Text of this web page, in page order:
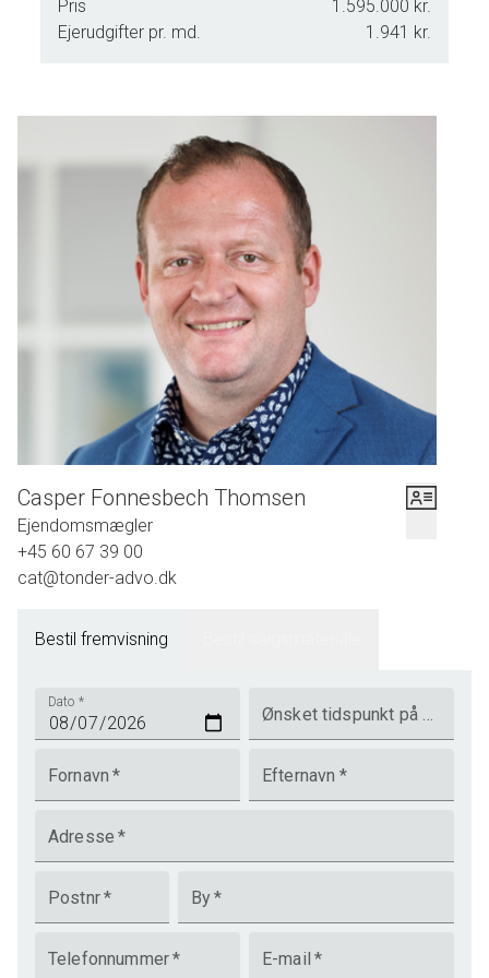
Pris
1.595.000 kr.
Ejerudgifter pr. md.
1.941 kr.
Casper Fonnesbech Thomsen
Ejendomsmægler
+45 60 67 39 00
cat@tonder-advo.dk
Bestil fremvisning
Dato *
Ønsket tidspunkt på dagen
Fornavn * Efternavn *
Adresse *
Postnr* By*
Telefonnummer* E-mail *